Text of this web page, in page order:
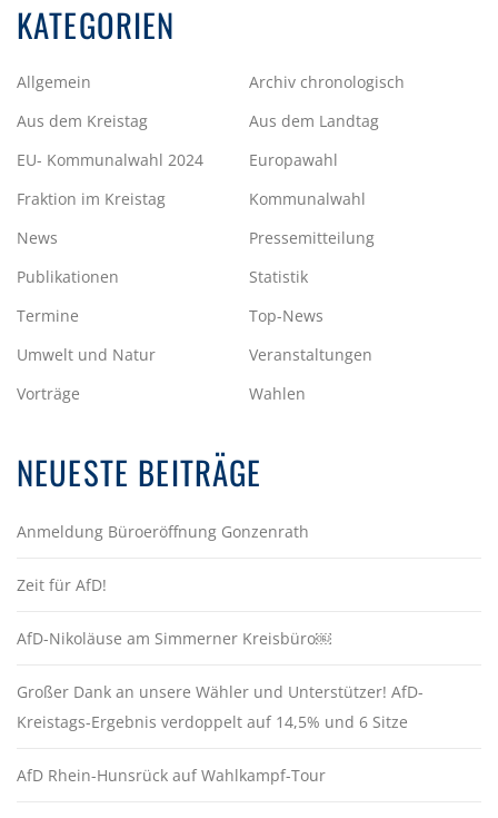
KATEGORIEN
Allgemein
Archiv chronologisch
Aus dem Kreistag
Aus dem Landtag
EU- Kommunalwahl 2024
Europawahl
Fraktion im Kreistag
Kommunalwahl
News
Pressemitteilung
Publikationen
Statistik
Termine
Top-News
Umwelt und Natur
Veranstaltungen
Vorträge
Wahlen
NEUESTE BEITRÄGE
Anmeldung Büroeröffnung Gonzenrath
Zeit für AfD!
AfD-Nikoläuse am Simmerner Kreisbüro￼
Großer Dank an unsere Wähler und Unterstützer! AfD-
Kreistags-Ergebnis verdoppelt auf 14,5% und 6 Sitze
AfD Rhein-Hunsrück auf Wahlkampf-Tour